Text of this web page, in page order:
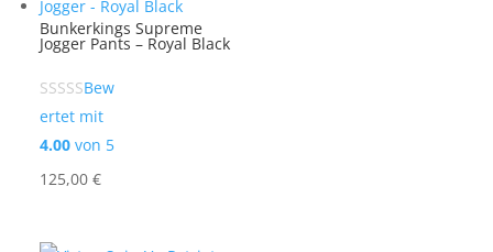
Bunkerkings Supreme
Jogger Pants – Royal Black
Bew
ertet mit
4.00 von 5
125,00€